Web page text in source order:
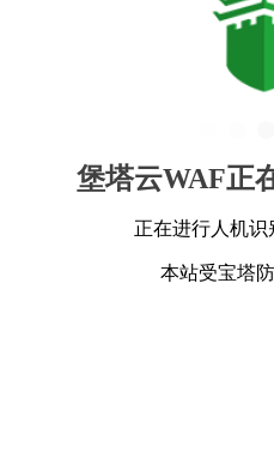
堡塔云WAF正
正在进行人机识
本站受宝塔